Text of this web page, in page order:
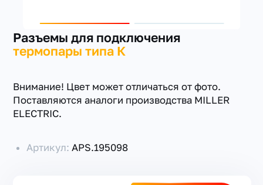
Разъемы для подключения
термопары типа К
Внимание! Цвет может отличаться от фото.
Поставляются аналоги производства MILLER
ELECTRIC.
Артикул:APS.195098